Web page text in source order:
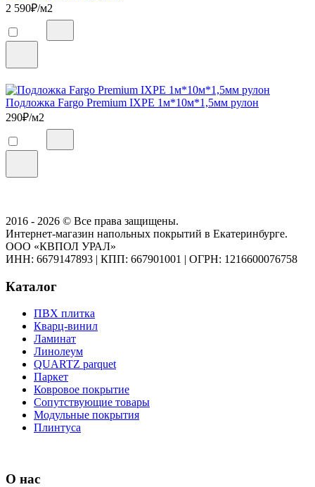
2 590₽/м2
Подложка Fargo Premium IXPE 1м*10м*1,5мм рулон
290₽/м2
2016 - 2026 © Все права защищены.
Интернет-магазин напольных покрытий в Екатеринбурге.
ООО «КВПОЛ УРАЛ»
ИНН: 6679147893 | КПП: 667901001 | ОГРН: 1216600076758
Каталог
ПВХ плитка
Кварц-винил
Ламинат
Линолеум
QUARTZ parquet
Паркет
Ковровое покрытие
Сопутствующие товары
Модульные покрытия
Плинтуса
О нас